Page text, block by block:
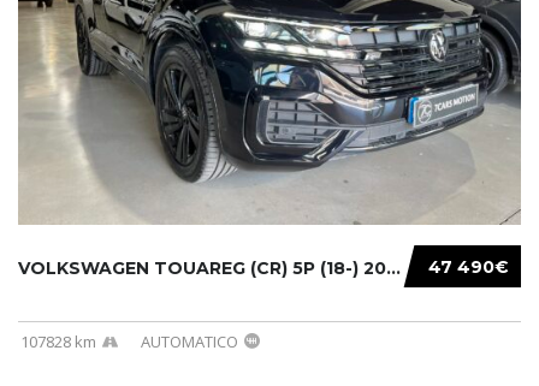
47 490€
VOLKSWAGEN TOUAREG (CR) 5P (18-) 2021...
107828 km AUTOMATICO